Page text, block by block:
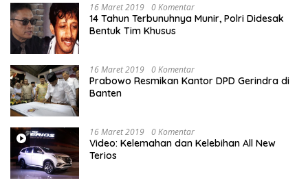
16 Maret 2019 0 Komentar
14 Tahun Terbunuhnya Munir, Polri Didesak
Bentuk Tim Khusus
16 Maret 2019 0 Komentar
Prabowo Resmikan Kantor DPD Gerindra di
Banten
16 Maret 2019 0 Komentar
Video: Kelemahan dan Kelebihan All New
Terios